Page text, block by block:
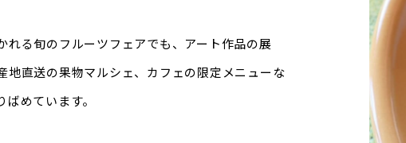
れる旬のフルーツフェアでも、アート作品の展
地直送の果物マルシェ、カフェの限定メニューな
めています。